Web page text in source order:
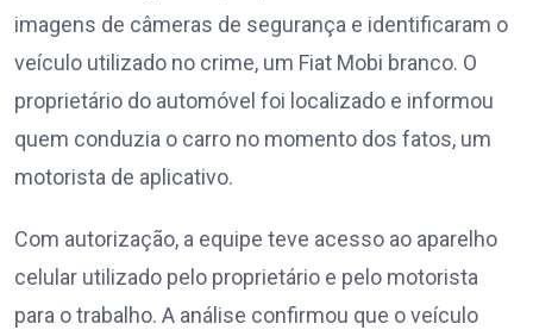
imagens de câmeras de segurança e identificaram o
veículo utilizado no crime, um Fiat Mobi branco. O
proprietário do automóvel foi localizado e informou
quem conduzia o carro no momento dos fatos, um
motorista de aplicativo.
Com autorização, a equipe teve acesso ao aparelho
celular utilizado pelo proprietário e pelo motorista
para o trabalho. A análise confirmou que o veículo